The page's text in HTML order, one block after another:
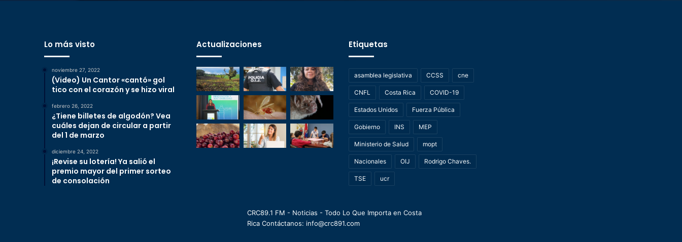
Lo más visto
noviembre 27, 2022
(Video) Un Cantor «cantó» gol
tico con el corazón y se hizo viral
febrero 26, 2022
¿Tiene billetes de algodón? Vea
cuáles dejan de circular a partir
del 1 de marzo
diciembre 24, 2022
¡Revise su lotería! Ya salió el
premio mayor del primer sorteo
de consolación
Actualizaciones Etiquetas
asamblea legislativa CCSS cne
CNFL Costa Rica COVID-19
Estados Unidos Fuerza Pública
Gobierno INS MEP
Ministerio de Salud mopt
Nacionales OIJ Rodrigo Chaves.
TSE ucr
CRC89.1 FM - Noticias - Todo Lo Que Importa en Costa
Rica Contáctanos: info@crc891.com